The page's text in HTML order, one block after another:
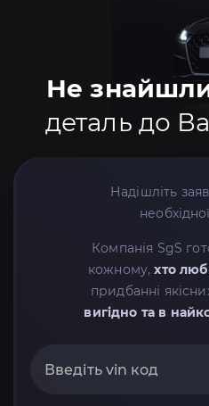
Не
деталь до
Надішліть
Компанія SgS
кожному,хто
придбанні
вигідно та в